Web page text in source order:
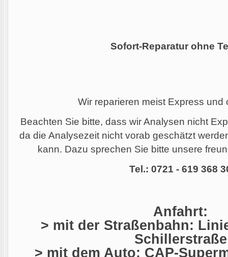
Sofort-Reparatur ohne
Wir reparieren meist Express und
Beachten Sie bitte, dass wir Analysen nicht
da die Analysezeit nicht vorab geschätzt
kann. Dazu sprechen Sie bitte unsere
Tel.: 0721 - 619 368
Anfahrt:
> mit der Straßenbahn:
Schillerstraße
> mit dem Auto: CAP-